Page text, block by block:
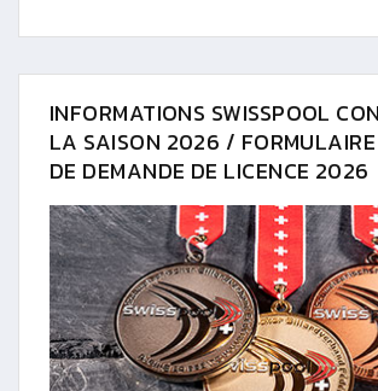
INFORMATIONS SWISSPOOL
LA SAISON 2026 / FORMULAIRE
DE DEMANDE DE LICENCE 2026